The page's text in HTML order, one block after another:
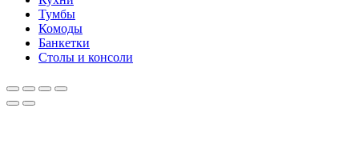
Тумбы
Комоды
Банкетки
Столы и консоли